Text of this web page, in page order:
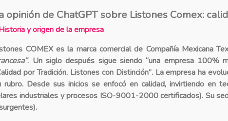
opinión de ChatGPT sobre Listones Comex:
y origen de la empresa
COMEX es la marca comercial de Compañía Mexicana
. Un siglo después sigue siendo “una empresa 100%
por Tradición, Listones con Distinción”. La empresa ha
rubro. Desde sus inicios se enfocó en calidad, invirtiendo en
industriales y procesos ISO-9001-2000 certificados). Su